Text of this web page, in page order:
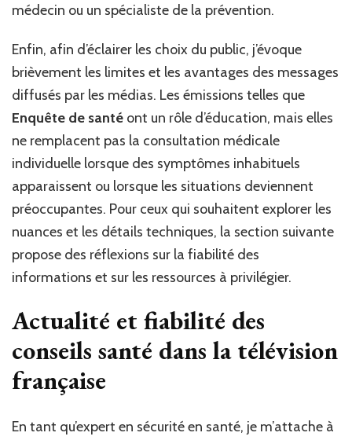
médecin ou un spécialiste de la prévention.
Enfin, afin d’éclairer les choix du public, j’évoque
brièvement les limites et les avantages des messages
diffusés par les médias. Les émissions telles que
Enquête de santé ont un rôle d’éducation, mais elles
ne remplacent pas la consultation médicale
individuelle lorsque des symptômes inhabituels
apparaissent ou lorsque les situations deviennent
préoccupantes. Pour ceux qui souhaitent explorer les
nuances et les détails techniques, la section suivante
propose des réflexions sur la fiabilité des
informations et sur les ressources à privilégier.
Actualité et fiabilité des
conseils santé dans la télévision
française
En tant qu’expert en sécurité en santé, je m’attache à